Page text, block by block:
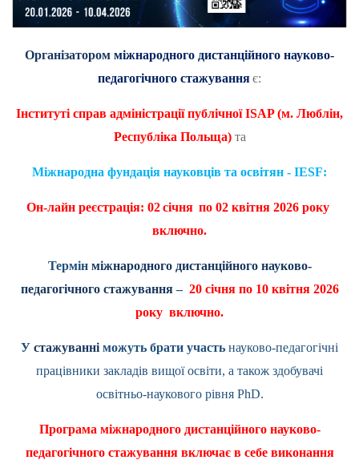
Організатором міжнародного дистанційного науково-
педагогічного стажуванняє:
Інституті справ адміністрації публічноїISAP(м. Люблін,
Республіка Польща)та
Міжнародна фундація науковців та освітян - IESF:
Он-лайн реєстрація: 02січня по 02 квітня 2026 року
включно.
Термін міжнародного дистанційного науково-
педагогічного стажування– 20 січня по 10 квітня 2026
року включно.
У стажуванні можуть брати участь науково-педагогічні
працівники закладів вищої освіти, а також здобувачі
освітньо-наукового рівня PhD.
Програма міжнародного дистанційного науково-
педагогічного стажування включає в себе виконання